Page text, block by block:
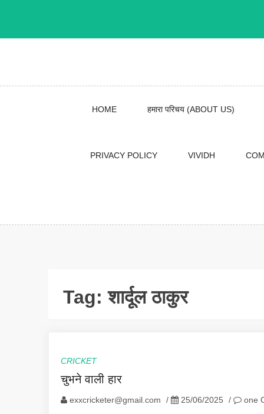
HOME हमारा परिचय (ABOUT US)
PRIVACY POLICY VIVIDH
Tag:शार्दूल ठाकुर
CRICKET
चुभने वाली हार
exxcricketer@gmail.com / 25/06/2025 / one